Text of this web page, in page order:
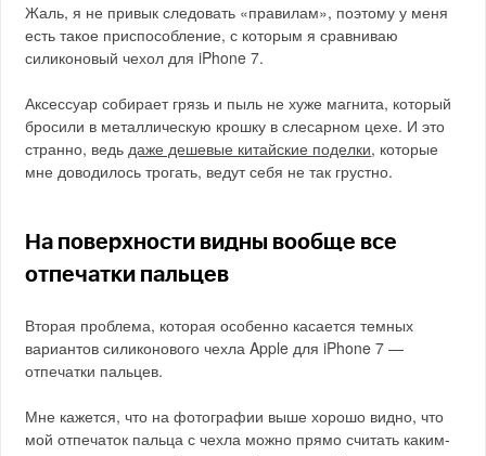
Жаль, я не привык следовать «правилам», поэтому у меня
есть такое приспособление, с которым я сравниваю
силиконовый чехол для iPhone 7.
Аксессуар собирает грязь и пыль не хуже магнита, который
бросили в металлическую крошку в слесарном цехе. И это
странно, ведьдаже дешевые китайские поделки, которые
мне доводилось трогать, ведут себя не так грустно.
На поверхности видны вообще все
отпечатки пальцев
Вторая проблема, которая особенно касается темных
вариантов силиконового чехла Apple для iPhone 7 —
отпечатки пальцев.
Мне кажется, что на фотографии выше хорошо видно, что
мой отпечаток пальца с чехла можно прямо считать каким-